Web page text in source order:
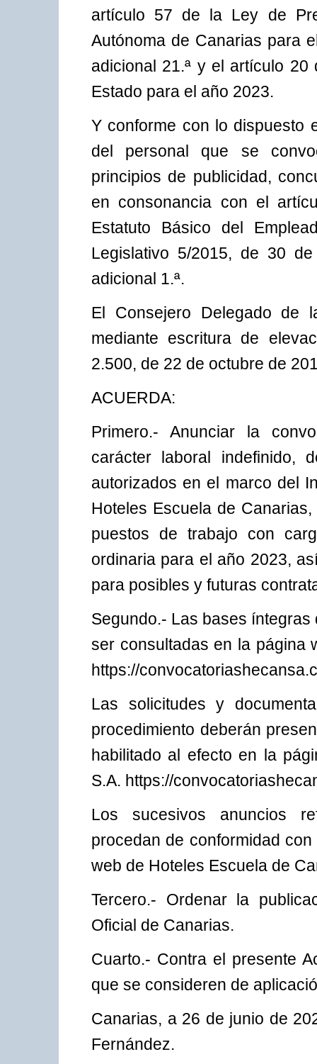
artículo 57 de la Ley de
Autónoma de Canarias para
adicional 21.ª y el artículo
Estado para el año 2023.
Y conforme con lo dispuesto
del personal que se
principios de publicidad,
en consonancia con el
Estatuto Básico del
Legislativo 5/2015, de 30
adicional 1.ª.
El Consejero Delegado de
mediante escritura de
2.500, de 22 de octubre de
ACUERDA:
Primero.- Anunciar la
carácter laboral indefinido,
autorizados en el marco del
Hoteles Escuela de
puestos de trabajo con
ordinaria para el año 2023,
para posibles y futuras
Segundo.- Las bases
ser consultadas en la página
https://
Las solicitudes y
procedimiento deberán
habilitado al efecto en la
S.A. https://
Los sucesivos anuncios
procedan de conformidad
web de Hoteles Escuela de
Tercero.- Ordenar la
Oficial de Canarias.
Cuarto.- Contra el presente
que se consideren de
Canarias, a 26 de junio de
Fernández.